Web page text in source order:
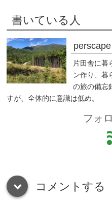
書いている人
perscape
片田舎に暮
ン作り、暮
の旅の備忘
すが、全体的に意識は低め。
フォ
down コメントする